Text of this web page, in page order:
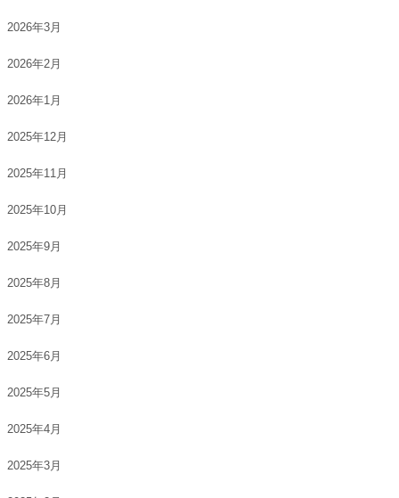
2026年3月
2026年2月
2026年1月
2025年12月
2025年11月
2025年10月
2025年9月
2025年8月
2025年7月
2025年6月
2025年5月
2025年4月
2025年3月